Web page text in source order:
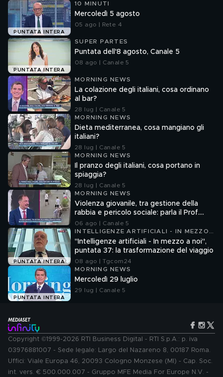
PUNTATA INTERA
10 MINUTI
Mercoledì 5 agosto
05 ago | Rete 4
PUNTATA INTERA
SUPER PARTES
Puntata dell'8 agosto, Canale 5
08 ago | Canale 5
MORNING NEWS
La colazione degli italiani, cosa ordinano
al bar?
28 lug | Canale 5
MORNING NEWS
Dieta mediterranea, cosa mangiano gli
italiani?
28 lug | Canale 5
MORNING NEWS
Il pranzo degli italiani, cosa portano in
spiaggia?
28 lug | Canale 5
MORNING NEWS
Violenza giovanile, tra gestione della
rabbia e pericolo sociale: parla il Prof.
Pierpaolo Limone
06 ago | Canale 5
PUNTATA INTERA
INTELLIGENZE ARTIFICIALI - IN MEZZO
A NOI
"Intelligenze artificiali - In mezzo a noi",
puntata 37: la trasformazione del viaggio
08 ago | Tgcom24
PUNTATA INTERA
MORNING NEWS
Mercoledì 29 luglio
29 lug | Canale 5
Copyright ©1999-2026 RTI Business Digital - RTI S.p.A.: p. iva
03976881007 - Sede legale: Largo del Nazareno 8, 00187 Roma.
Uffici: Viale Europa 46, 20093 Cologno Monzese (MI) - Cap. Soc.
int. vers. € 500.000.007 - Gruppo MFE Media For Europe N.V. -